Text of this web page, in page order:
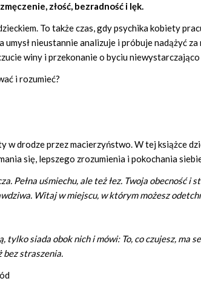
złość, bezradność i lęk.
To także czas, gdy psychika kobiety
nieustannie analizuje i próbuje nadążyć za
winy i przekonanie o byciu
i rozumieć?
w drodze przez macierzyństwo. W tej książce
się, lepszego zrozumienia i pokochania
Pełna uśmiechu, ale też łez. Twoja obecność i
Witaj w miejscu, w którym możesz
siada obok nich i mówi: To, co czujesz, ma
bez straszenia.